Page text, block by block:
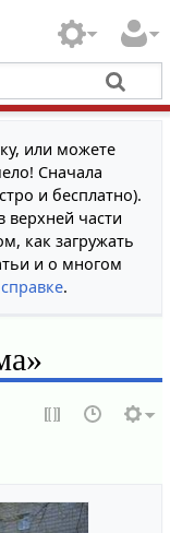
или можете
Сначала
и бесплатно).
верхней части
как загружать
и о многом
справке.